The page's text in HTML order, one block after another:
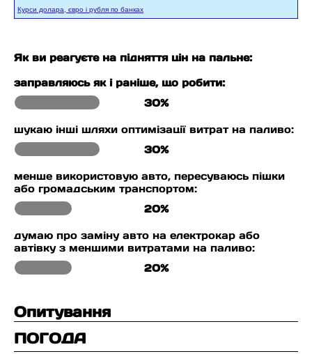
Курси долара, євро і рубля по банках
Як ви реагуєте на підняття цін на пальне:
заправляюсь як і раніше, що робити:
30%
шукаю інші шляхи оптимізації витрат на паливо:
30%
менше використовую авто, пересуваюсь пішки
або громадським транспортом:
20%
думаю про заміну авто на електрокар або
автівку з меншими витратами на паливо:
20%
Опитування
ПОГОДА